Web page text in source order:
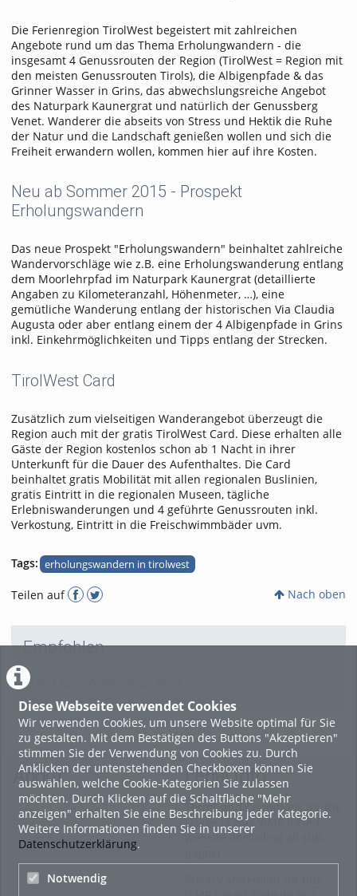
Diese Webseite verwendet Cookies
Wir verwenden Cookies, um unsere Website optimal für Sie
zu gestalten. Mit dem Bestätigen des Buttons "Akzeptieren"
stimmen Sie der Verwendung von Cookies zu. Durch
Anklicken der untenstehenden Checkboxen können Sie
auswählen, welche Cookie-Kategorien Sie zulassen
möchten. Durch Klicken auf die Schaltfläche "Mehr
anzeigen" erhalten Sie eine Beschreibung jeder Kategorie.
Weitere Informationen finden Sie in unserer
Datenschutzerklärung.
Notwendig
Die Ferienregion TirolWest begeistert mit zahlreichen
Angebote rund um das Thema Erholungwandern - die
insgesamt 4 Genussrouten der Region (TirolWest = Region mit
den meisten Genussrouten Tirols), die Albigenpfade & das
Grinner Wasser in Grins, das abwechslungsreiche Angebot
des Naturpark Kaunergrat und natürlich der Genussberg
Venet. Wanderer die abseits von Stress und Hektik die Ruhe
der Natur und die Landschaft genießen wollen und sich die
Freiheit erwandern wollen, kommen hier auf ihre Kosten.
Neu ab Sommer 2015 - Prospekt
Erholungswandern
Das neue Prospekt "Erholungswandern" beinhaltet zahlreiche
Wandervorschläge wie z.B. eine Erholungswanderung entlang
dem Moorlehrpfad im Naturpark Kaunergrat (detaillierte
Angaben zu Kilometeranzahl, Höhenmeter, …), eine
gemütliche Wanderung entlang der historischen Via Claudia
Augusta oder aber entlang einem der 4 Albigenpfade in Grins
inkl. Einkehrmöglichkeiten und Tipps entlang der Strecken.
TirolWest Card
Zusätzlich zum vielseitigen Wanderangebot überzeugt die
Region auch mit der gratis TirolWest Card. Diese erhalten alle
Gäste der Region kostenlos schon ab 1 Nacht in ihrer
Unterkunft für die Dauer des Aufenthaltes. Die Card
beinhaltet gratis Mobilität mit allen regionalen Buslinien,
gratis Eintritt in die regionalen Museen, tägliche
Erlebniswanderungen und 4 geführte Genussrouten inkl.
Verkostung, Eintritt in die Freischwimmbäder uvm.
Tags: erholungswandern in tirolwest
Teilen auf Nach oben
Empfohlen
Es gibt keine empfohlenen Blogs
About Legal Info
Terms and Conditions for the
Usage of this ViMP based
website (including all sub-